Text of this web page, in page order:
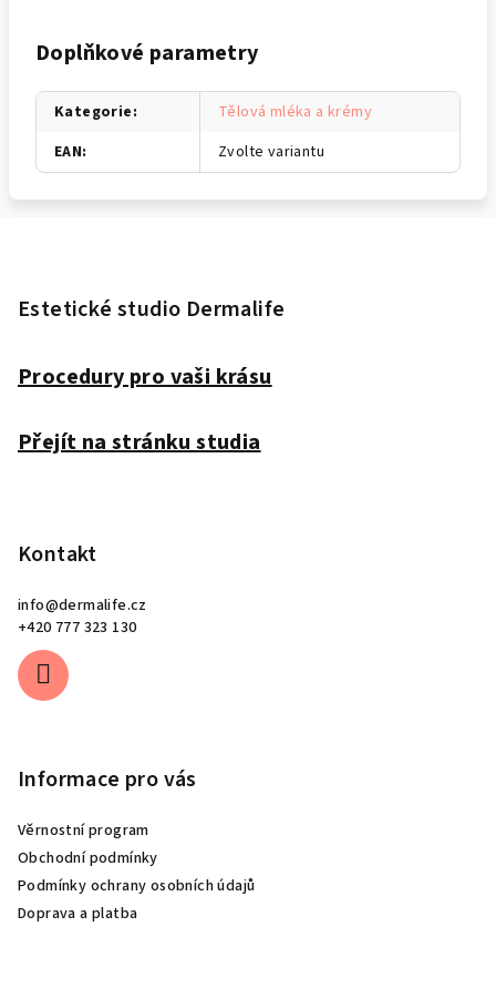
Doplňkové parametry
Kategorie:
Tělová mléka a krémy
EAN: Zvolte variantu
Estetické studio Dermalife
Procedury pro vaši krásu
Přejít na stránku studia
Kontakt
info@dermalife.cz
+420 777 323 130
Informace pro vás
Věrnostní program
Obchodní podmínky
Podmínky ochrany osobních údajů
Doprava a platba